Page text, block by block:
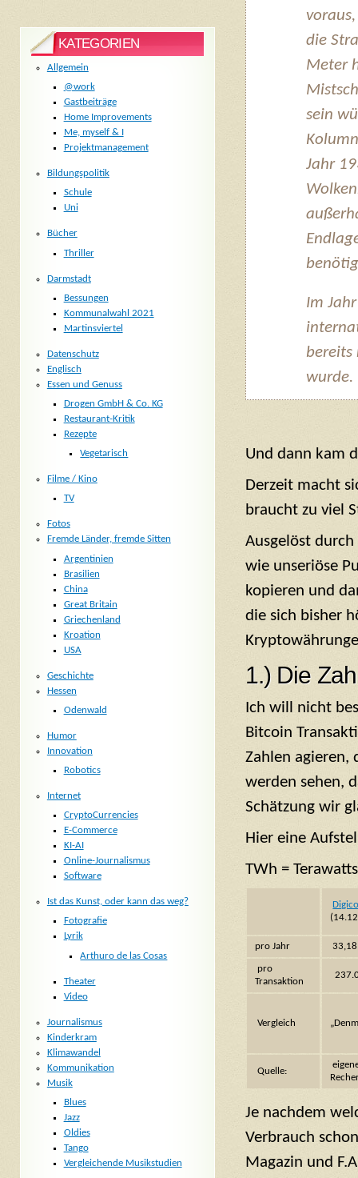
die
Meter
sein
Jahr
Im
bereits
wurde.
Und dann kam
Derzeit macht
braucht zu viel
Ausgelöst
wie unseriöse
kopieren und
die sich bisher
1.) Die
Ich will nicht
Bitcoin
Zahlen agieren,
werden sehen,
Schätzung wir
Hier eine
TWh =
pro Jahr
pro
Transaktion
Vergleich
Quelle:
Je nachdem
Verbrauch
Magazin und
KATEGORIEN
Allgemein
@work
Gastbeiträge
Home Improvements
Me, myself & I
Projektmanagement
Bildungspolitik
Schule
Uni
Bücher
Thriller
Darmstadt
Bessungen
Kommunalwahl 2021
Martinsviertel
Datenschutz
Englisch
Essen und Genuss
Drogen GmbH & Co. KG
Restaurant-Kritik
Rezepte
Vegetarisch
Filme / Kino
TV
Fotos
Fremde Länder, fremde Sitten
Argentinien
Brasilien
China
Great Britain
Griechenland
Kroation
USA
Geschichte
Hessen
Odenwald
Humor
Innovation
Robotics
Internet
CryptoCurrencies
E-Commerce
KI-AI
Online-Journalismus
Software
Ist das Kunst, oder kann das weg?
Fotografie
Lyrik
Arthuro de las Cosas
Theater
Video
Journalismus
Kinderkram
Klimawandel
Kommunikation
Musik
Blues
Jazz
Oldies
Tango
Vergleichende Musikstudien